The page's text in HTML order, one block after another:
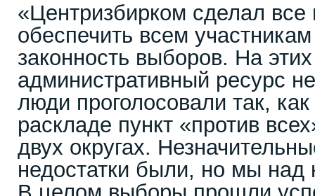
«Центризбирком сделал
обеспечить всем
законность выборов. На
административный ресурс
люди проголосовали так,
раскладе пункт «против
двух округах.
недостатки были, но мы над